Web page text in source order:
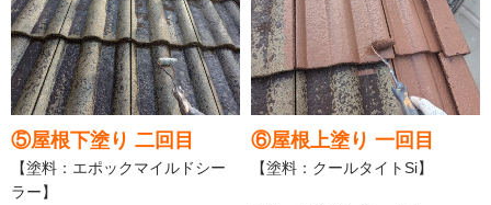
⑤屋根下塗り 二回目
【塗料：エポックマイルドシー
ラー】
⑥屋根上塗り 一回目
【塗料：クールタイトSi】